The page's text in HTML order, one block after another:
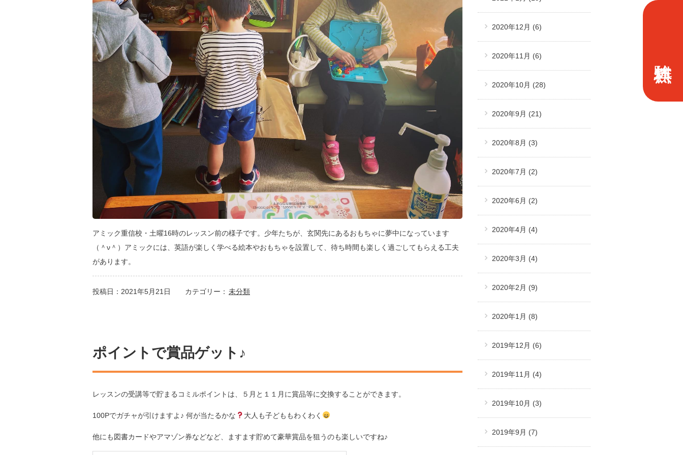
アミック重信校・土曜16時のレッスン前の様子です。少年たちが、玄関先にあるおもちゃに夢中になっています
（＾ν＾）アミックには、英語が楽しく学べる絵本やおもちゃを設置して、待ち時間も楽しく過ごしてもらえる工夫
があります。
投稿日：2021年5月21日 カテゴリー： 未分類
ポイントで賞品ゲット♪
レッスンの受講等で貯まるコミルポイントは、５月と１１月に賞品等に交換することができます。
100Pでガチャが引けますよ♪ 何が当たるかな 大人も子どももわくわく
他にも図書カードやアマゾン券などなど、ますます貯めて豪華賞品を狙うのも楽しいですね♪
2020年12月 (6)
2020年11月 (6)
2020年10月 (28)
2020年9月 (21)
2020年8月 (3)
2020年7月 (2)
2020年6月 (2)
2020年4月 (4)
2020年3月 (4)
2020年2月 (9)
2020年1月 (8)
2019年12月 (6)
2019年11月 (4)
2019年10月 (3)
2019年9月 (7)